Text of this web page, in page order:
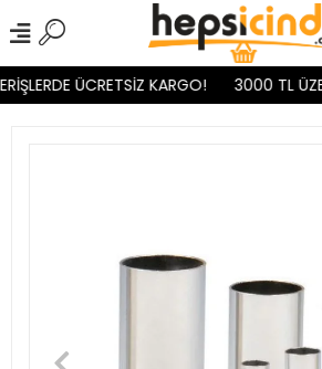
ÜCRETSİZ KARGO! 3000 TL